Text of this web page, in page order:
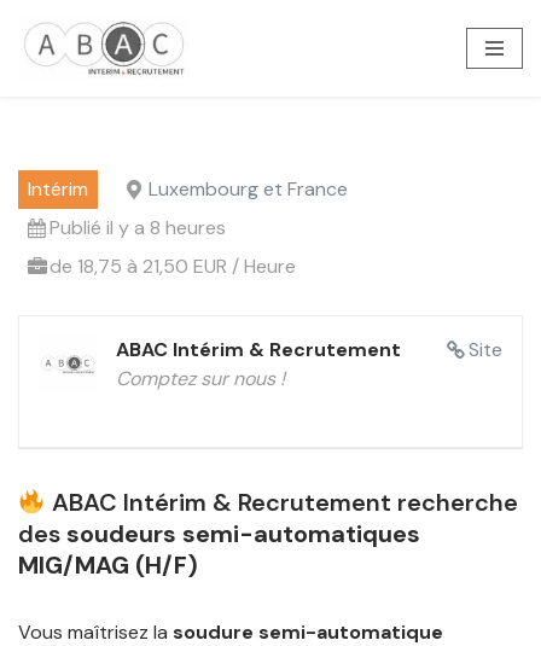
Aller
Intérim
Luxembourg et France
Publié il y a 8 heures
de 18,75 à 21,50 EUR / Heure
Site
ABAC Intérim & Recrutement
Comptez sur nous !
ABAC Intérim & Recrutement recherche
des soudeurs semi-automatiques
MIG/MAG (H/F)
Vous maîtrisez la soudure semi-automatique